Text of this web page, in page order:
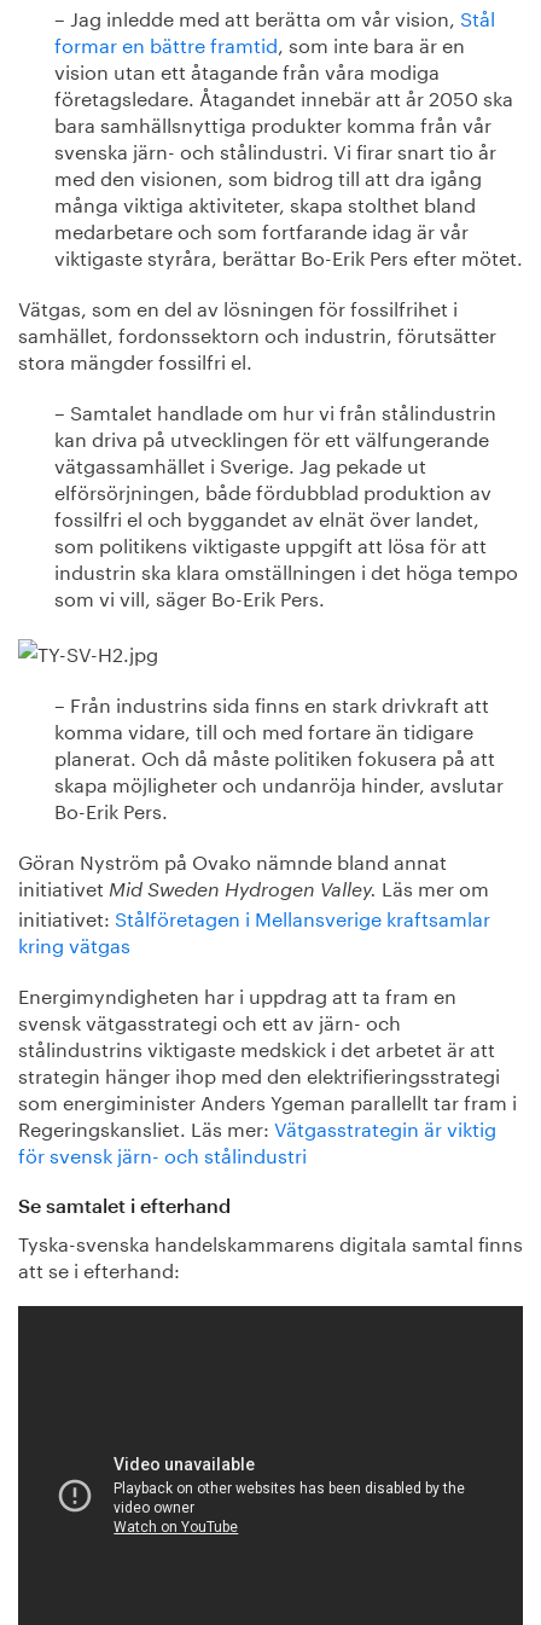
– Jag inledde med att berätta om vår vision, Stål
formar en bättre framtid, som inte bara är en
vision utan ett åtagande från våra modiga
företagsledare. Åtagandet innebär att år 2050 ska
bara samhällsnyttiga produkter komma från vår
svenska järn- och stålindustri. Vi firar snart tio år
med den visionen, som bidrog till att dra igång
många viktiga aktiviteter, skapa stolthet bland
medarbetare och som fortfarande idag är vår
viktigaste styråra, berättar Bo-Erik Pers efter mötet.
Vätgas, som en del av lösningen för fossilfrihet i
samhället, fordonssektorn och industrin, förutsätter
stora mängder fossilfri el.
– Samtalet handlade om hur vi från stålindustrin
kan driva på utvecklingen för ett välfungerande
vätgassamhället i Sverige. Jag pekade ut
elförsörjningen, både fördubblad produktion av
fossilfri el och byggandet av elnät över landet,
som politikens viktigaste uppgift att lösa för att
industrin ska klara omställningen i det höga tempo
som vi vill, säger Bo-Erik Pers.
– Från industrins sida finns en stark drivkraft att
komma vidare, till och med fortare än tidigare
planerat. Och då måste politiken fokusera på att
skapa möjligheter och undanröja hinder, avslutar
Bo-Erik Pers.
Göran Nyström på Ovako nämnde bland annat
initiativet Mid Sweden Hydrogen Valley. Läs mer om
initiativet: Stålföretagen i Mellansverige kraftsamlar
kring vätgas
Energimyndigheten har i uppdrag att ta fram en
svensk vätgasstrategi och ett av järn- och
stålindustrins viktigaste medskick i det arbetet är att
strategin hänger ihop med den elektrifieringsstrategi
som energiminister Anders Ygeman parallellt tar fram i
Regeringskansliet. Läs mer: Vätgasstrategin är viktig
för svensk järn- och stålindustri
Se samtalet i efterhand
Tyska-svenska handelskammarens digitala samtal finns
att se i efterhand: